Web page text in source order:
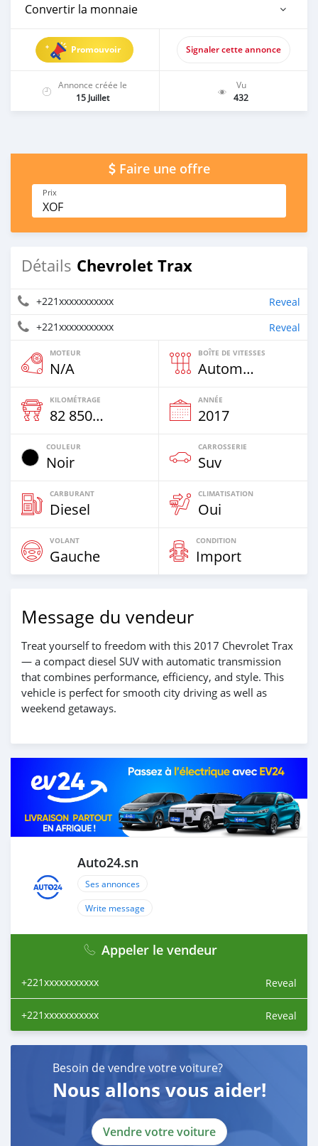
Convertir la monnaie
Promouvoir Signaler cette annonce
Annonce créée le
15 Juillet
Vu
432
Faire une offre
Prix
XOF
Détails Chevrolet Trax
+221xxxxxxxxxxx
Reveal
+221xxxxxxxxxxx
Reveal
MOTEUR
N/A
BOÎTE DE VITESSES
Automatique
KILOMÉTRAGE
82 850 Km
ANNÉE
2017
COULEUR
Noir
CARROSSERIE
Suv
CARBURANT
Diesel
CLIMATISATION
Oui
VOLANT
Gauche
CONDITION
Import
Message du vendeur
Treat yourself to freedom with this 2017 Chevrolet Trax
— a compact diesel SUV with automatic transmission
that combines performance, efficiency, and style. This
vehicle is perfect for smooth city driving as well as
weekend getaways.
Auto24.sn
Ses annonces
Write message
Appeler le vendeur
+221xxxxxxxxxxx Reveal
+221xxxxxxxxxxx Reveal
Besoin de vendre votre voiture?
Nous allons vous aider!
Vendre votre voiture